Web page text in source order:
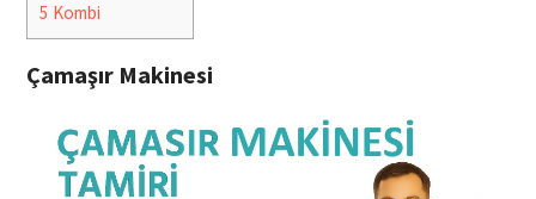
5 Kombi
Çamaşır Makinesi